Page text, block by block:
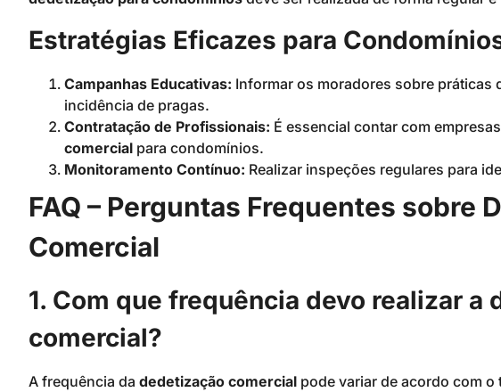
Estratégias Eficazes para
Campanhas Educativas: Informar os moradores sobre práticas
incidência de pragas.
Contratação de Profissionais: É essencial contar com
comercial para condomínios.
Monitoramento Contínuo: Realizar inspeções regulares para
FAQ – Perguntas Frequentes sobre
Comercial
1. Com que frequência devo realizar a
comercial?
A frequência da dedetização comercial pode variar de acordo com